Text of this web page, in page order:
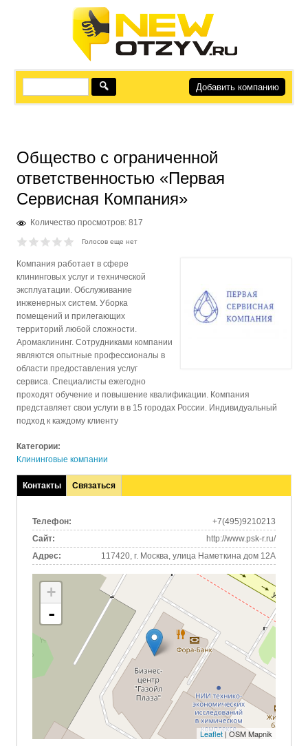
Добавить компанию
Общество с ограниченной
ответственностью «Первая
Сервисная Компания»
Количество просмотров: 817
Голосов еще нет
Компания работает в сфере
клининговых услуг и технической
эксплуатации. Обслуживание
инженерных систем. Уборка
помещений и прилегающих
территорий любой сложности.
Аромаклининг. Сотрудниками компании
являются опытные профессионалы в
области предоставления услуг
сервиса. Специалисты ежегодно
проходят обучение и повышение квалификации. Компания
представляет свои услуги в в 15 городах России. Индивидуальный
подход к каждому клиенту
Категории:
Клининговые компании
Контакты
(активная
Связаться
Телефон:
+7(495)9210213
Сайт:
http://www.psk-r.ru/
Адрес:
117420, г. Москва, улица Наметкина дом 12А
+
-
Leaflet| OSM Mapnik